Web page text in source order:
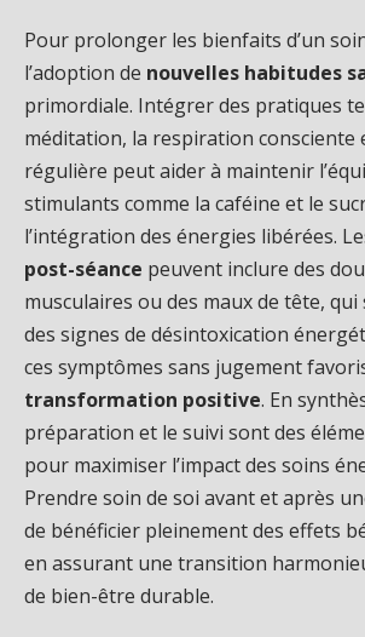
Pour prolonger les bienfaits d’un
l’adoption de nouvelles habitudes
primordiale. Intégrer des pratiques
méditation, la respiration consciente
régulière peut aider à maintenir
stimulants comme la caféine et le
l’intégration des énergies libérées.
post-séance peuvent inclure des
musculaires ou des maux de tête,
des signes de désintoxication
ces symptômes sans jugement
transformation positive. En
préparation et le suivi sont des
pour maximiser l’impact des soins
Prendre soin de soi avant et après
de bénéficier pleinement des effets
en assurant une transition
de bien-être durable.